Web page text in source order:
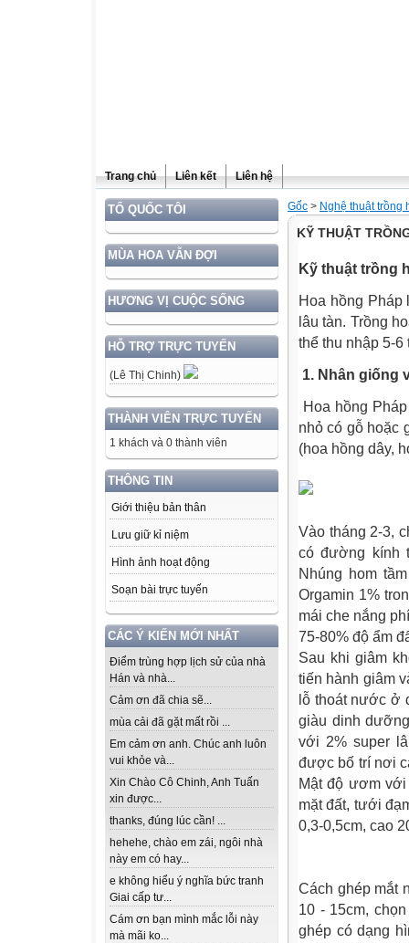
Trang chủ Liên kết Liên hệ
TỔ QUỐC TÔI
MÙA HOA VẪN ĐỢI
HƯƠNG VỊ CUỘC SỐNG
HỖ TRỢ TRỰC TUYẾN
(Lê Thị Chinh)
THÀNH VIÊN TRỰC TUYẾN
1 khách và 0 thành viên
THÔNG TIN
Giới thiệu bản thân
Lưu giữ kỉ niệm
Hình ảnh hoạt động
Soạn bài trực tuyến
CÁC Ý KIẾN MỚI NHẤT
Điểm trùng hợp lịch sử của nhà
Hán và nhà...
Cảm ơn đã chia sẽ...
mùa cải đã gặt mất rồi ...
Em cảm ơn anh. Chúc anh luôn
vui khỏe và...
Xin Chào Cô Chinh, Anh Tuấn
xin được...
thanks, đúng lúc cần! ...
hehehe, chào em zái, ngôi nhà
này em có hay...
e không hiểu ý nghĩa bức tranh
Giai cấp tư...
Cám ơn bạn mình mắc lỗi này
mà mãi ko...
Gốc > Nghệ thuật trồng
KỸ THUẬT
Kỹ thuật trồng
Hoa hồng
lâu tàn. Trồng
thể thu nhập 5-6
1. Nhân giống
Hoa hồng
nhỏ có gỗ hoặc
(hoa hồng dây,
Vào tháng 2-3,
có đường kính
Nhúng hom
Orgamin 1%
mái che nắng
75-80% độ ẩm
Sau khi giâm
tiến hành giâm
lỗ thoát nước ở
giàu dinh
với 2% super
được bố trí nơi
Mật độ ươm với
mặt đất, tưới
0,3-0,5cm, cao
Cách ghép mắt
10 - 15cm,
ghép có dạng